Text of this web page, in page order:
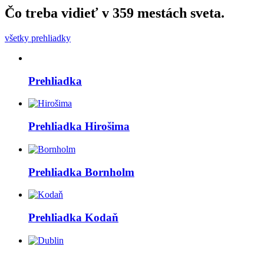
Čo treba vidieť v 359 mestách sveta.
všetky prehliadky
Prehliadka
Prehliadka Hirošima
Prehliadka Bornholm
Prehliadka Kodaň